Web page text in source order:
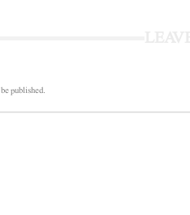
published.